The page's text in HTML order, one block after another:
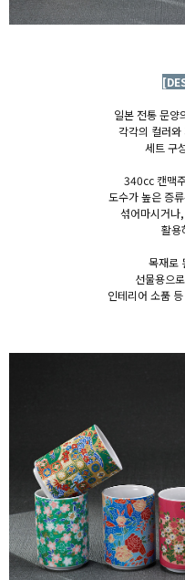
일본 전통 문양
각각의 컬러와
세트 구
340cc 캔맥
도수가 높은 증
섞어마시거나
활용
목재로
선물용으로
인테리어 소품